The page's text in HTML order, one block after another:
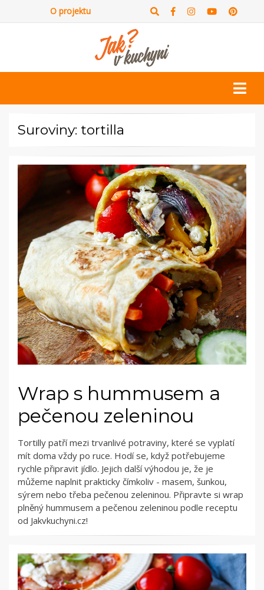
O projektu
Suroviny: tortilla
Wrap s hummusem a
pečenou zeleninou
Tortilly patří mezi trvanlivé potraviny, které se vyplatí
mít doma vždy po ruce. Hodí se, když potřebujeme
rychle připravit jídlo. Jejich další výhodou je, že je
můžeme naplnit prakticky čímkoliv - masem, šunkou,
sýrem nebo třeba pečenou zeleninou. Připravte si wrap
plněný hummusem a pečenou zeleninou podle receptu
od Jakvkuchyni.cz!